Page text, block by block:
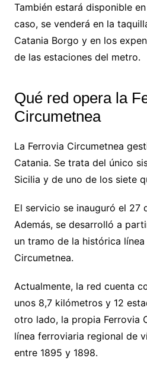
También estará disponible
caso, se venderá en la
Catania Borgo y en los
de las estaciones del metro.
Qué red opera la
Circumetnea
La Ferrovia Circumetnea
Catania. Se trata del único
Sicilia y de uno de los siete
El servicio se inauguró el 27
Además, se desarrolló a
un tramo de la histórica
Circumetnea.
Actualmente, la red cuenta
unos 8,7 kilómetros y 12
otro lado, la propia Ferrovia
línea ferroviaria regional de
entre 1895 y 1898.